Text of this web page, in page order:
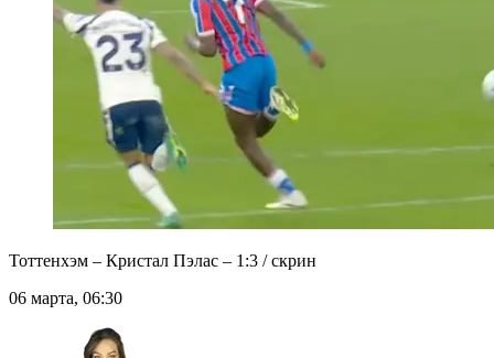
Тоттенхэм – Кристал Пэлас – 1:3 / скрин
06 марта, 06:30